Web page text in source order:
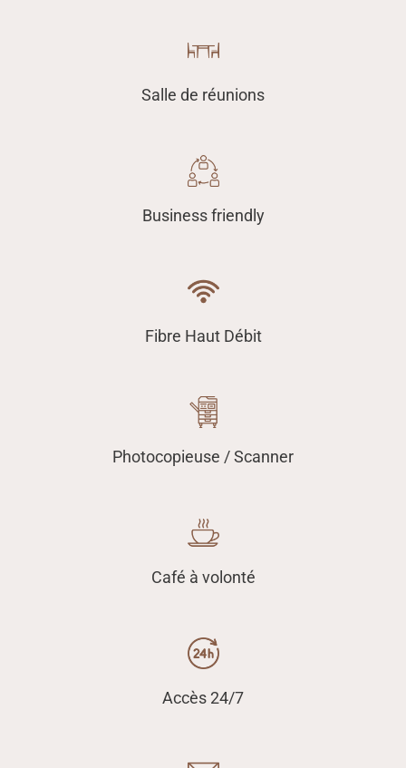
Salle de réunions
Business friendly
Fibre Haut Débit
Photocopieuse / Scanner
Café à volonté
Accès 24/7